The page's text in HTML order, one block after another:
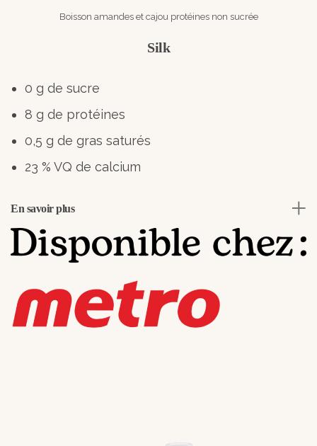
Boisson amandes et cajou protéines non sucrée
Silk
0 g de sucre
8 g de protéines
0,5 g de gras saturés
23 % VQ de calcium
En savoir plus